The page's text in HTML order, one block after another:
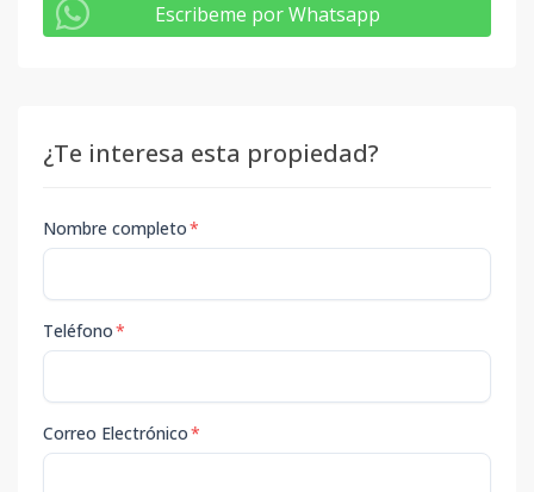
Escribeme por Whatsapp
¿Te interesa esta propiedad?
Nombre completo*
Teléfono*
Correo Electrónico*